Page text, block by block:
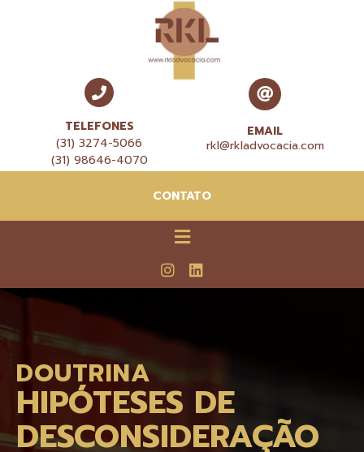
TELEFONES
(31) 3274-5066
(31) 98646-4070
EMAIL
rkl@rkladvocacia.com
CONTATO
DOUTRINA
HIPÓTESES DE
DESCONSIDERAÇÃO